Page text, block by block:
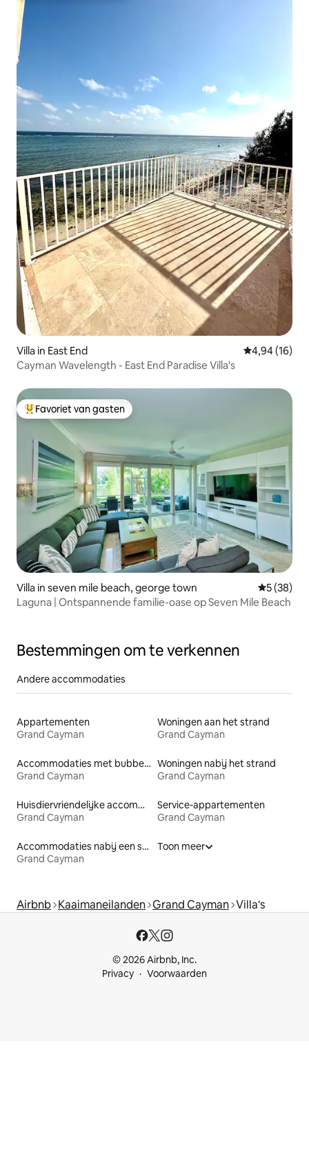
Villa in East End Gemiddelde
4,94 (16)
Cayman Wavelength - East End Paradise Villa's
Topfavoriet van gasten
Favoriet van gasten
Villa in seven mile beach, george town
5 (38)
Laguna | Ontspannende familie-oase op Seven Mile Beach
Bestemmingen om te verkennen
Andere accommodaties
Appartementen
Grand Cayman
Woningen aan het strand
Grand Cayman
Accommodaties met bubbelbad
Grand Cayman
Woningen nabij het strand
Grand Cayman
Huisdiervriendelijke accommodaties
Grand Cayman
Service-appartementen
Grand Cayman
Accommodaties nabij een strand
Grand Cayman
Toon meer
Airbnb Kaaimaneilanden Grand Cayman Villa's
© 2026 Airbnb, Inc.
Privacy
Voorwaarden